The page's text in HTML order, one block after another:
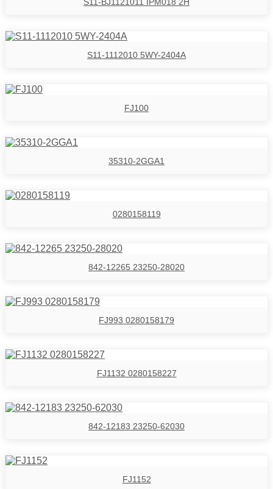
S11-BJ1121011 IPM018 2H
S11-1112010 5WY-2404A
FJ100
35310-2GGA1
0280158119
842-12265 23250-28020
FJ993 0280158179
FJ1132 0280158227
842-12183 23250-62030
FJ1152